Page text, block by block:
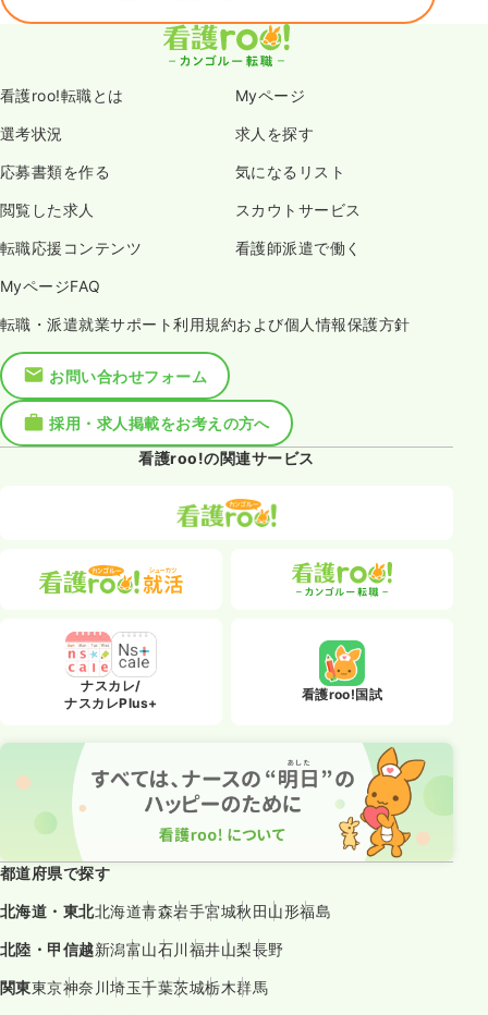
看護roo!転職とは Myページ
選考状況 求人を探す
応募書類を作る 気になるリスト
閲覧した求人 スカウトサービス
転職応援コンテンツ 看護師派遣で働く
MyページFAQ
転職・派遣就業サポート利用規約および個人情報保護方針
お問い合わせフォーム
採用・求人掲載をお考えの方へ
看護roo!の関連サービス
ナスカレ/
ナスカレPlus+
看護roo!国試
都道府県で探す
北海道・東北北海道青森岩手宮城秋田山形福島
北陸・甲信越新潟富山石川福井山梨長野
関東東京神奈川埼玉千葉茨城栃木群馬